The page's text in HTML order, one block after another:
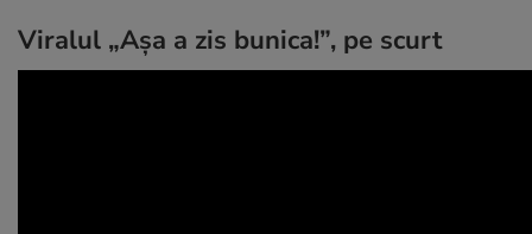
Viralul „Așa a zis bunica!”, pe scurt